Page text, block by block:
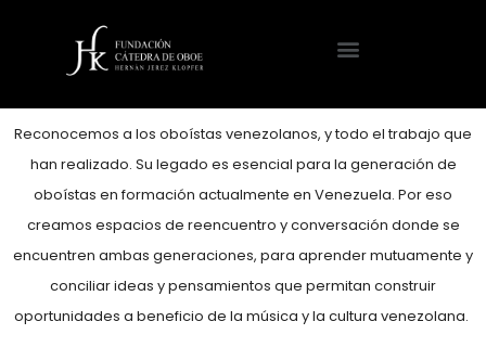
Reconocemos a los oboístas venezolanos, y todo el trabajo que
han realizado. Su legado es esencial para la generación de
oboístas en formación actualmente en Venezuela. Por eso
creamos espacios de reencuentro y conversación donde se
encuentren ambas generaciones, para aprender mutuamente y
conciliar ideas y pensamientos que permitan construir
oportunidades a beneficio de la música y la cultura venezolana.